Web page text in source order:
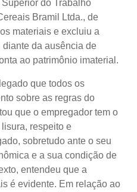
do Trabalho
Bramil Ltda., de
materiais e excluiu a
da ausência de
ao patrimônio imaterial.
que todos os
sobre as regras do
que o empregador tem o
respeito e
sobretudo ante o seu
e a sua condição de
entendeu que a
é evidente. Em relação ao